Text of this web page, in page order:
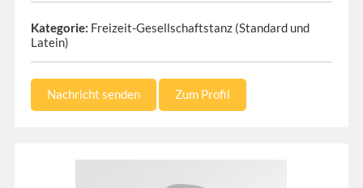
Kategorie: Freizeit-Gesellschaftstanz (Standard und
Latein)
Nachricht senden Zum Profil